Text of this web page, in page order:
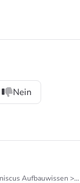
Nein
> Alles zu Rechnungen